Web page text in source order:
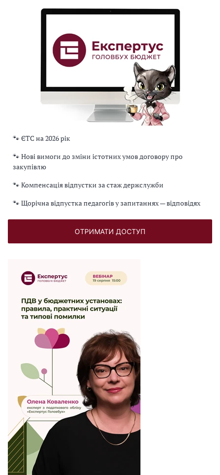
🐾 ЄТС на 2026 рік
🐾 Нові вимоги до зміни істотних умов договору про
закупівлю
🐾 Компенсація відпустки за стаж держслужби
🐾 Щорічна відпустка педагогів у запитаннях — відповідях
ОТРИМАТИ ДОСТУП